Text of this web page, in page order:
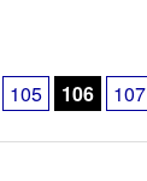
105 106 107